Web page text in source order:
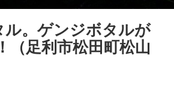
ル。ゲンジボタルが
（足利市松田町松山